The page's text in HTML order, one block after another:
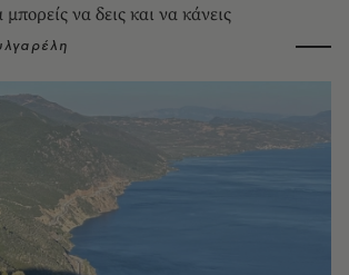
να δεις και να κάνεις